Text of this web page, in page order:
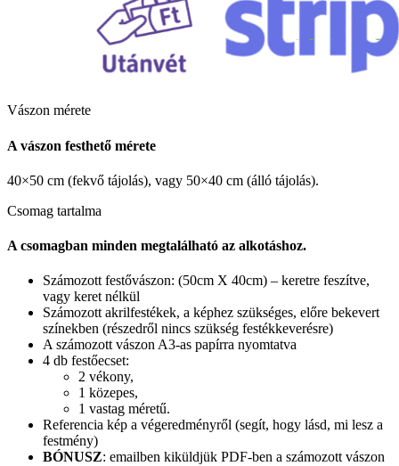
Vászon mérete
A vászon festhető mérete
40×50 cm (fekvő tájolás), vagy 50×40 cm (álló tájolás).
Csomag tartalma
A csomagban minden megtalálható az alkotáshoz.
Számozott festővászon: (50cm X 40cm) – keretre feszítve,
vagy keret nélkül
Számozott akrilfestékek, a képhez szükséges, előre bekevert
színekben (részedről nincs szükség festékkeverésre)
A számozott vászon A3-as papírra nyomtatva
4 db festőecset:
2 vékony,
1 közepes,
1 vastag méretű.
Referencia kép a végeredményről (segít, hogy lásd, mi lesz a
festmény)
BÓNUSZ: emailben kiküldjük PDF-ben a számozott vászon